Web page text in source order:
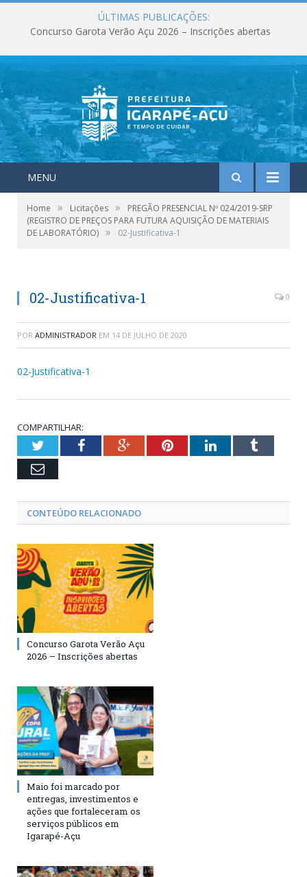
ÚLTIMAS PUBLICAÇÕES:
Concurso Garota Verão Açu 2026 – Inscrições abertas
MENU
Home » Licitações »
PREGÃO PRESENCIAL Nº 024/2019-SRP
(REGISTRO DE PREÇOS PARA FUTURA AQUISIÇÃO DE MATERIAIS
DE LABORATÓRIO) » 02-Justificativa-1
02-Justificativa-1 0
POR ADMINISTRADOR EM 14 DE JULHO DE 2020
02-Justificativa-1
COMPARTILHAR:
TwitterFacebookGoogle+PinterestLinkedInTumblr
Email
CONTEÚDO RELACIONADO
Concurso Garota Verão Açu
2026 – Inscrições abertas
Maio foi marcado por
entregas, investimentos e
ações que fortaleceram os
serviços públicos em
Igarapé-Açu